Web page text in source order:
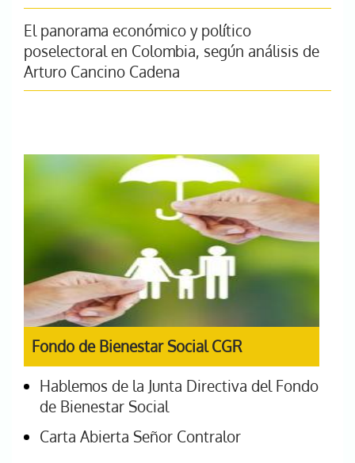
El panorama económico y político
poselectoral en Colombia, según análisis de
Arturo Cancino Cadena
Fondo de Bienestar Social CGR
Hablemos de la Junta Directiva del Fondo
de Bienestar Social
Carta Abierta Señor Contralor